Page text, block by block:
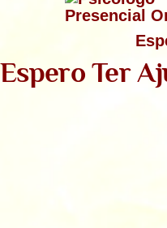
Espero Ter